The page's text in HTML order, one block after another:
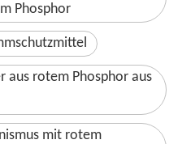
Phosphor
aus rotem Phosphor aus
mit rotem